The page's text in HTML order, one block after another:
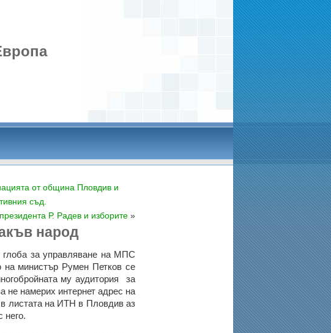
от община Пловдив и
съд.
Р. Радев и изборите »
народ
глоба за управляване на МПС
на министър Румен Петков се
му аудитория за
не намерих интернет адрес на
листата на ИТН в Пловдив аз
него.